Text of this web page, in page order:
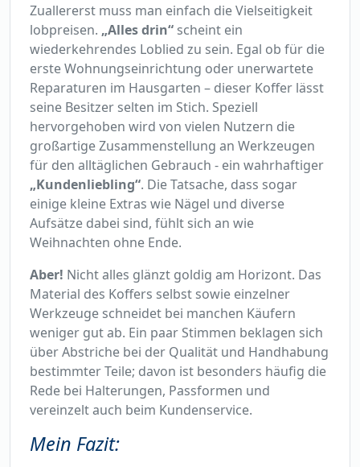
Zuallererst muss man einfach die Vielseitigkeit
lobpreisen. „Alles drin“ scheint ein
wiederkehrendes Loblied zu sein. Egal ob für die
erste Wohnungseinrichtung oder unerwartete
Reparaturen im Hausgarten – dieser Koffer lässt
seine Besitzer selten im Stich. Speziell
hervorgehoben wird von vielen Nutzern die
großartige Zusammenstellung an Werkzeugen
für den alltäglichen Gebrauch - ein wahrhaftiger
„Kundenliebling“. Die Tatsache, dass sogar
einige kleine Extras wie Nägel und diverse
Aufsätze dabei sind, fühlt sich an wie
Weihnachten ohne Ende.
Aber! Nicht alles glänzt goldig am Horizont. Das
Material des Koffers selbst sowie einzelner
Werkzeuge schneidet bei manchen Käufern
weniger gut ab. Ein paar Stimmen beklagen sich
über Abstriche bei der Qualität und Handhabung
bestimmter Teile; davon ist besonders häufig die
Rede bei Halterungen, Passformen und
vereinzelt auch beim Kundenservice.
Mein Fazit: